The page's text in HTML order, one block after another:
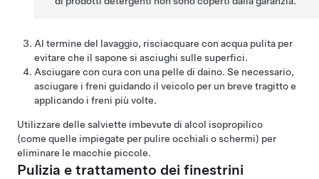
Al termine del lavaggio, risciacquare con acqua pulita per
evitare che il sapone si asciughi sulle superfici.
Asciugare con cura con una pelle di daino. Se necessario,
asciugare i freni guidando il veicolo per un breve tragitto e
applicando i freni più volte.
Utilizzare delle salviette imbevute di alcol isopropilico
(come quelle impiegate per pulire occhiali o schermi) per
eliminare le macchie piccole.
Pulizia e trattamento dei finestrini